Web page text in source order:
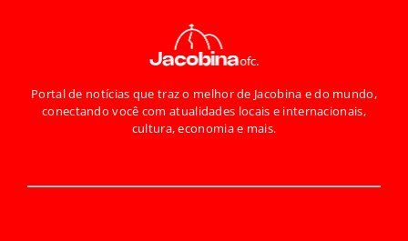
Portal de notícias que traz o melhor de Jacobina e do mundo,
conectando você com atualidades locais e internacionais,
cultura, economia e mais.